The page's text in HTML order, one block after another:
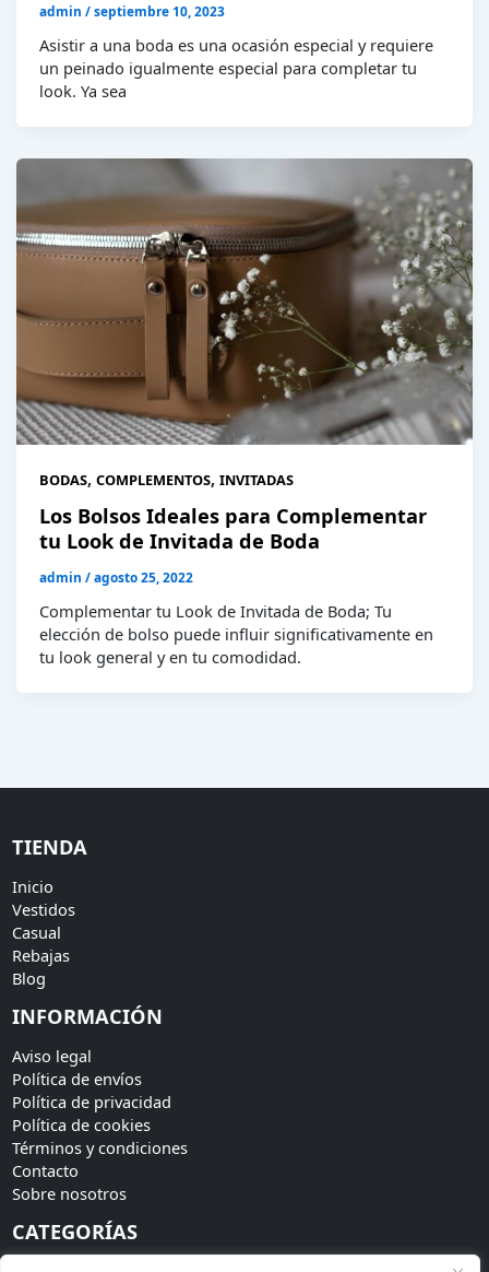
admin/septiembre 10, 2023
Asistir a una boda es una ocasión especial y requiere
un peinado igualmente especial para completar tu
look. Ya sea
BODAS,COMPLEMENTOS,INVITADAS
Los Bolsos Ideales para Complementar
tu Look de Invitada de Boda
admin/agosto 25, 2022
Complementar tu Look de Invitada de Boda; Tu
elección de bolso puede influir significativamente en
tu look general y en tu comodidad.
TIENDA
Inicio
Vestidos
Casual
Rebajas
Blog
INFORMACIÓN
Aviso legal
Política de envíos
Política de privacidad
Política de cookies
Términos y condiciones
Contacto
Sobre nosotros
CATEGORÍAS